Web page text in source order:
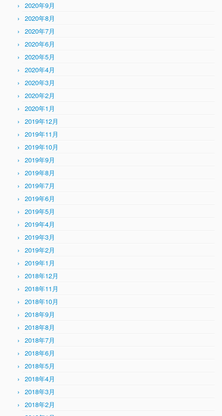
2020年9月
2020年8月
2020年7月
2020年6月
2020年5月
2020年4月
2020年3月
2020年2月
2020年1月
2019年12月
2019年11月
2019年10月
2019年9月
2019年8月
2019年7月
2019年6月
2019年5月
2019年4月
2019年3月
2019年2月
2019年1月
2018年12月
2018年11月
2018年10月
2018年9月
2018年8月
2018年7月
2018年6月
2018年5月
2018年4月
2018年3月
2018年2月